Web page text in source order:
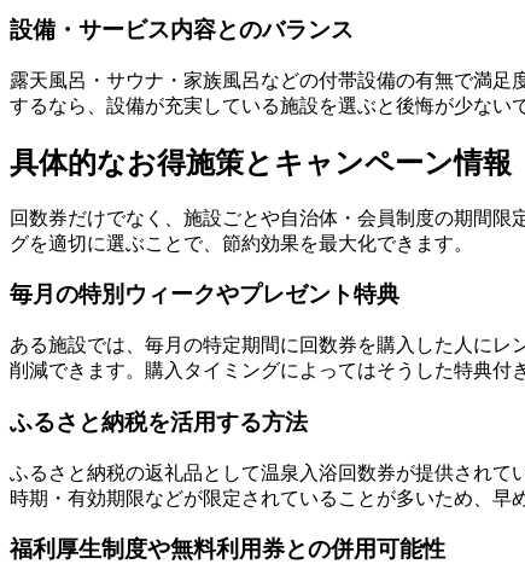
設備・サービス内容とのバランス
露天風呂・サウナ・家族風呂などの付帯設備の有無で満
するなら、設備が充実している施設を選ぶと後悔が少ない
具体的なお得施策とキャンペーン情報
回数券だけでなく、施設ごとや自治体・会員制度の期間
グを適切に選ぶことで、節約効果を最大化できます。
毎月の特別ウィークやプレゼント特典
ある施設では、毎月の特定期間に回数券を購入した人に
削減できます。購入タイミングによってはそうした特典付
ふるさと納税を活用する方法
ふるさと納税の返礼品として温泉入浴回数券が提供され
時期・有効期限などが限定されていることが多いため、早
福利厚生制度や無料利用券との併用可能性